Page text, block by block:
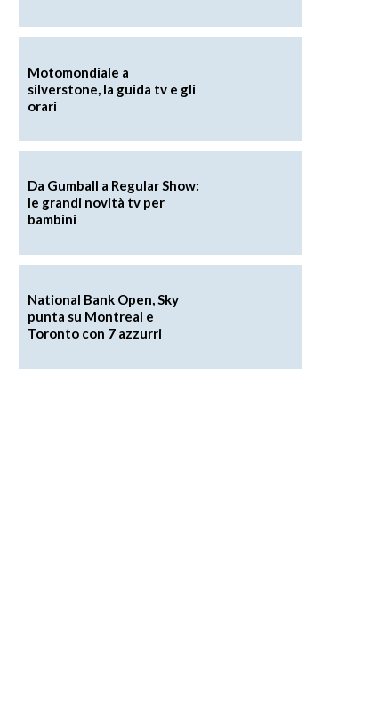
Motomondiale a
silverstone, la guida tv e gli
orari
Da Gumball a Regular Show:
le grandi novità tv per
bambini
National Bank Open, Sky
punta su Montreal e
Toronto con 7 azzurri